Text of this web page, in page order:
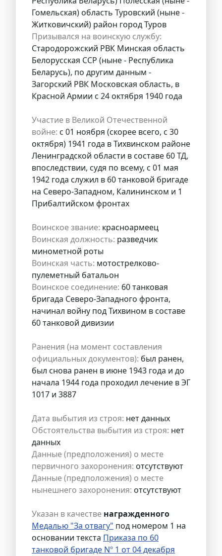
Гомельская) область Туровский (ныне -
Житковичский) район город Туров
Призывался на воинскую службу:
Стародорожский РВК Минская область
Белорусская ССР (ныне - Республика
Беларусь), по другим данным -
Загорский РВК Московская область, в
Красной Армии с 24 октября 1940 года
Участие в Великой Отечественной
войне: с 01 ноября (скорее всего, с 30
октября) 1941 года в Тихвинском районе
Ленинградской области в составе 60 ТД,
впоследствии, судя по всему, с 01 мая
1942 года служил в 60 танковой бригаде
на Северо-Западном, Калининском и 1
Прибалтийском фронтах
Воинское звание: красноармеец
Воинская должность: разведчик
минометной роты
Воинская часть: мотострелково-
пулеметный батальон
Воинское соединение: 60 танковая
бригада Северо-Западного фронта,
начинал войну под Тихвином в составе
60 танковой дивизии
Ранения (на момент составления
официальных документов): был ранен,
был снова ранен в июне 1943 года и до
начала 1944 года проходил лечение в ЭГ
1017 и 3887
Дата выбытия из строя: нет данных
Обстоятельства выбытия из строя: нет
данных
Данные (предположения) о месте
первичного захоронения: отсутствуют
Данные (предположения) о месте
нынешнего захоронения: отсутствуют
Указан в качестве награжденного
Медалью "За отвагу" под номером 1 на
основании текста Приказа по 60
танковой бригаде Nº 1 от 04 декабря